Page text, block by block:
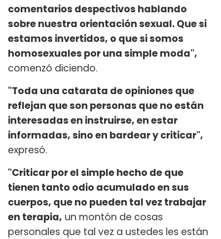
comentarios despectivos hablando
sobre nuestra orientación sexual. Que si
estamos invertidos, o que si somos
homosexuales por una simple moda",
comenzó diciendo.
"Toda una catarata de opiniones que
reflejan que son personas que no están
interesadas en instruirse, en estar
informadas, sino en bardear y criticar",
expresó.
"Criticar por el simple hecho de que
tienen tanto odio acumulado en sus
cuerpos, que no pueden tal vez trabajar
en terapia, un montón de cosas
personales que tal vez a ustedes les están